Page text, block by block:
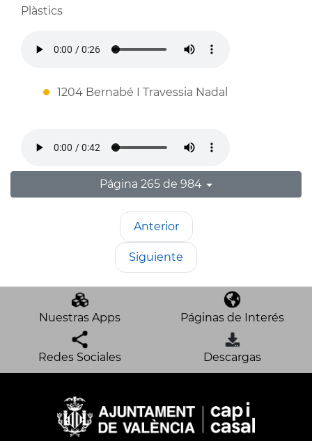
Plàstics
1204 Bernabé I Travessia Nadal
Página 265 de 984
Anterior
Siguiente
Nuestras Apps Páginas de Interés
Redes Sociales Descargas